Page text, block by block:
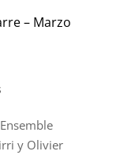
– Marzo
y Olivier